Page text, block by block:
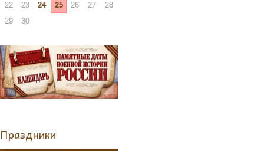
22
23 24 25 26 27
28
29
30
Праздники